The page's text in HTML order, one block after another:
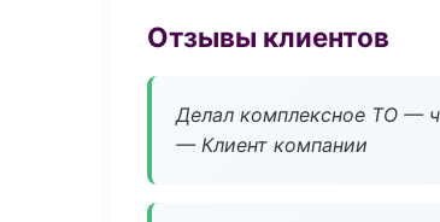
Отзывы клиентов
Делал комплексное ТО —
— Клиент компании